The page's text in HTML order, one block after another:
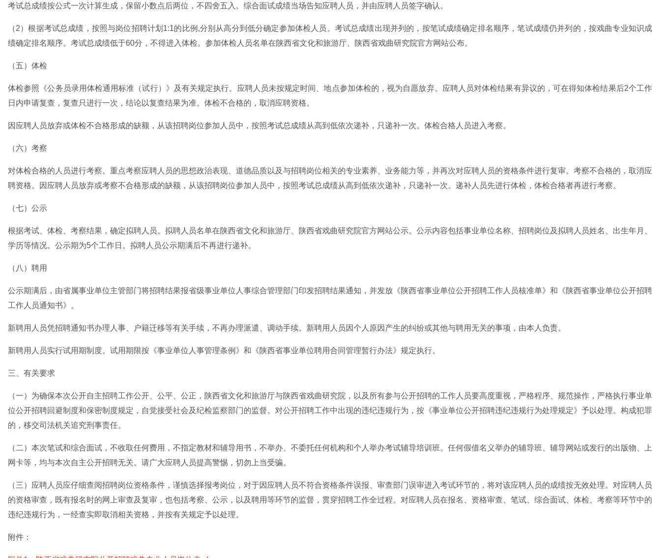
考试总成绩按公式一次计算生成，保留小数点后两位，不四舍五入。综合面试成绩当场告知应聘人员，并由应聘人员签字确认。
（2）根据考试总成绩，按照与岗位招聘计划1:1的比例,分别从高分到低分确定参加体检人员。考试总成绩出现并列的，按笔试成绩确定排名顺序，笔试成绩仍并列的，按戏曲专业知识成
绩确定排名顺序。考试总成绩低于60分，不得进入体检。参加体检人员名单在陕西省文化和旅游厅、陕西省戏曲研究院官方网站公布。
（五）体检
体检参照《公务员录用体检通用标准（试行）》及有关规定执行。应聘人员未按规定时间、地点参加体检的，视为自愿放弃。应聘人员对体检结果有异议的，可在得知体检结果后2个工作
日内申请复查，复查只进行一次，结论以复查结果为准。体检不合格的，取消应聘资格。
因应聘人员放弃或体检不合格形成的缺额，从该招聘岗位参加人员中，按照考试总成绩从高到低依次递补，只递补一次。体检合格人员进入考察。
（六）考察
对体检合格的人员进行考察。重点考察应聘人员的思想政治表现、道德品质以及与招聘岗位相关的专业素养、业务能力等，并再次对应聘人员的资格条件进行复审。考察不合格的，取消应
聘资格。因应聘人员放弃或考察不合格形成的缺额，从该招聘岗位参加人员中，按照考试总成绩从高到低依次递补，只递补一次。递补人员先进行体检，体检合格者再进行考察。
（七）公示
根据考试、体检、考察结果，确定拟聘人员。拟聘人员名单在陕西省文化和旅游厅、陕西省戏曲研究院官方网站公示。公示内容包括事业单位名称、招聘岗位及拟聘人员姓名、出生年月、
学历等情况。公示期为5个工作日。拟聘人员公示期满后不再进行递补。
（八）聘用
公示期满后，由省属事业单位主管部门将招聘结果报省级事业单位人事综合管理部门印发招聘结果通知，并发放《陕西省事业单位公开招聘工作人员核准单》和《陕西省事业单位公开招聘
工作人员通知书》。
新聘用人员凭招聘通知书办理人事、户籍迁移等有关手续，不再办理派遣、调动手续。新聘用人员因个人原因产生的纠纷或其他与聘用无关的事项，由本人负责。
新聘用人员实行试用期制度。试用期限按《事业单位人事管理条例》和《陕西省事业单位聘用合同管理暂行办法》规定执行。
三、有关要求
（一）为确保本次公开自主招聘工作公开、公平、公正，陕西省文化和旅游厅与陕西省戏曲研究院，以及所有参与公开招聘的工作人员要高度重视，严格程序、规范操作，严格执行事业单
位公开招聘回避制度和保密制度规定，自觉接受社会及纪检监察部门的监督。对公开招聘工作中出现的违纪违规行为，按《事业单位公开招聘违纪违规行为处理规定》予以处理。构成犯罪
的，移交司法机关追究刑事责任。
（二）本次笔试和综合面试，不收取任何费用，不指定教材和辅导用书，不举办、不委托任何机构和个人举办考试辅导培训班。任何假借名义举办的辅导班、辅导网站或发行的出版物、上
网卡等，均与本次自主公开招聘无关。请广大应聘人员提高警惕，切勿上当受骗。
（三）应聘人员应仔细查阅招聘岗位资格条件，谨慎选择报考岗位，对于因应聘人员不符合资格条件误报、审查部门误审进入考试环节的，将对该应聘人员的成绩按无效处理。对应聘人员
的资格审查，既有报名时的网上审查及复审，也包括考察、公示，以及聘用等环节的监督，贯穿招聘工作全过程。对应聘人员在报名、资格审查、笔试、综合面试、体检、考察等环节中的
违纪违规行为，一经查实即取消相关资格，并按有关规定予以处理。
附件：